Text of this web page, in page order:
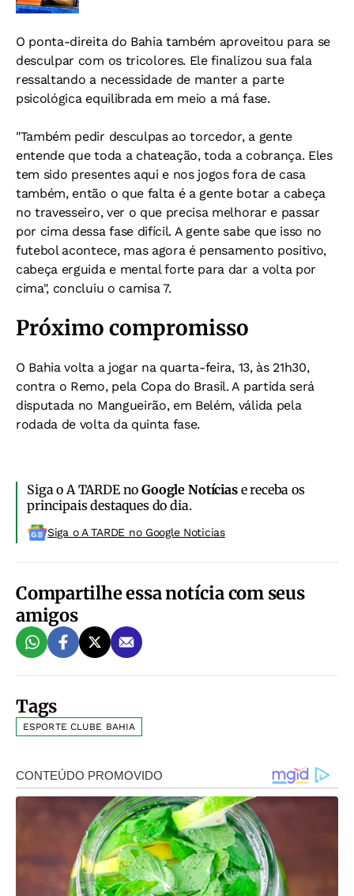
O ponta-direita do Bahia também aproveitou para se
desculpar com os tricolores. Ele finalizou sua fala
ressaltando a necessidade de manter a parte
psicológica equilibrada em meio a má fase.
"Também pedir desculpas ao torcedor, a gente
entende que toda a chateação, toda a cobrança. Eles
tem sido presentes aqui e nos jogos fora de casa
também, então o que falta é a gente botar a cabeça
no travesseiro, ver o que precisa melhorar e passar
por cima dessa fase difícil. A gente sabe que isso no
futebol acontece, mas agora é pensamento positivo,
cabeça erguida e mental forte para dar a volta por
cima", concluiu o camisa 7.
Próximo compromisso
O Bahia volta a jogar na quarta-feira, 13, às 21h30,
contra o Remo, pela Copa do Brasil. A partida será
disputada no Mangueirão, em Belém, válida pela
rodada de volta da quinta fase.
Siga o A TARDE noGoogle Notíciase receba os
principais destaques do dia.
Siga o A TARDE no Google Noticias
Compartilhe essa notícia com seus
amigos
Tags
ESPORTE CLUBE BAHIA